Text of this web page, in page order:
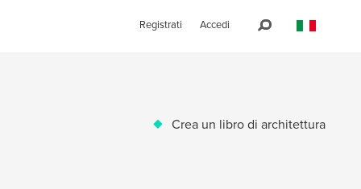
Registrati Accedi
Crea un libro di architettura